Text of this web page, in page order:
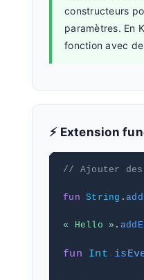
constructeurs
paramètres. En
fonction avec
⚡ Extension
// Ajouter
fun String .
« Hello » .
fun Int .